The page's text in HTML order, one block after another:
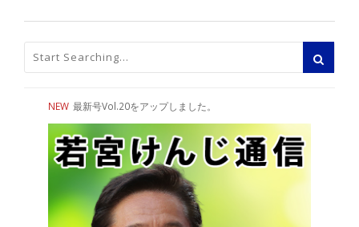
NEW 最新号Vol.20をアップしました。